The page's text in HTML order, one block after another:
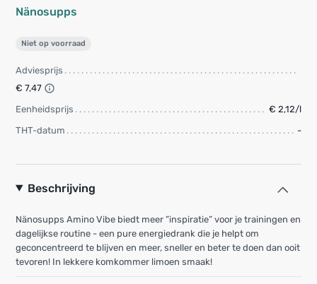
Nänosupps
Niet op voorraad
Adviesprijs
€ 7,47
Eenheidsprijs
€ 2,12/l
THT-datum
-
Beschrijving
Nänosupps Amino Vibe biedt meer ”inspiratie” voor je trainingen en
dagelijkse routine - een pure energiedrank die je helpt om
geconcentreerd te blijven en meer, sneller en beter te doen dan ooit
tevoren! In lekkere komkommer limoen smaak!